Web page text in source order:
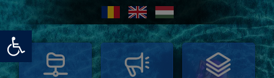
Deschide bara de unelte